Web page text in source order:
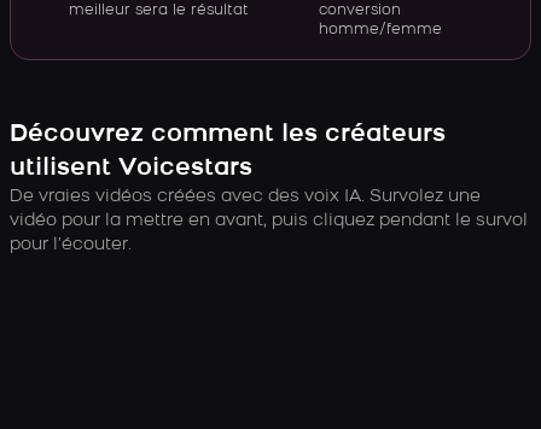
meilleur sera le résultat
conversion
homme/femme
Découvrez comment les créateurs
utilisent Voicestars
De vraies vidéos créées avec des voix IA. Survolez une
vidéo pour la mettre en avant, puis cliquez pendant le survol
pour l’écouter.